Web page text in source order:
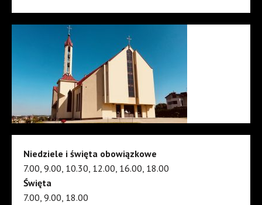
Niedziele i święta obowiązkowe
7.00, 9.00, 10.30, 12.00, 16.00, 18.00
Święta
7.00, 9.00, 18.00